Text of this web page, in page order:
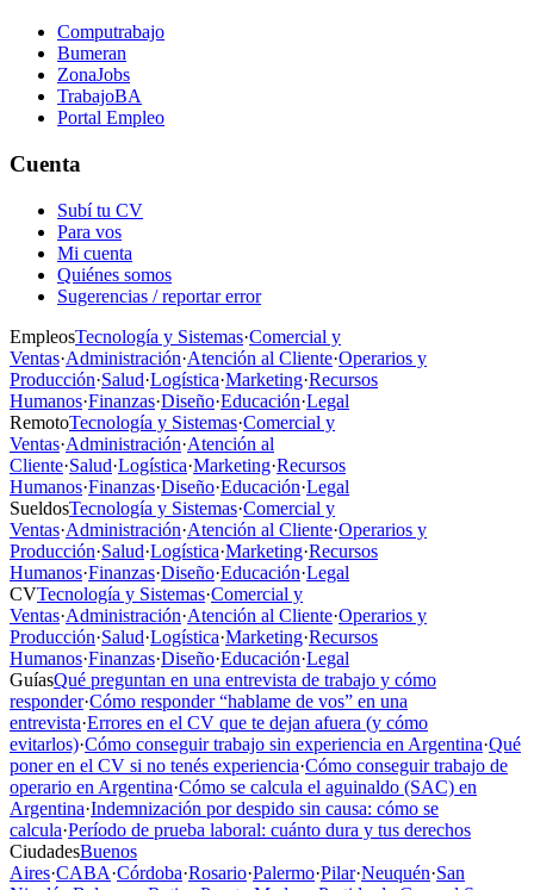
Computrabajo
Bumeran
ZonaJobs
TrabajoBA
Portal Empleo
Cuenta
Subí tu CV
Para vos
Mi cuenta
Quiénes somos
Sugerencias / reportar error
EmpleosTecnología y Sistemas·Comercial y
Ventas·Administración·Atención al Cliente·Operarios y
Producción·Salud·Logística·Marketing·Recursos
Humanos·Finanzas·Diseño·Educación·Legal
RemotoTecnología y Sistemas·Comercial y
Ventas·Administración·Atención al
Cliente·Salud·Logística·Marketing·Recursos
Humanos·Finanzas·Diseño·Educación·Legal
SueldosTecnología y Sistemas·Comercial y
Ventas·Administración·Atención al Cliente·Operarios y
Producción·Salud·Logística·Marketing·Recursos
Humanos·Finanzas·Diseño·Educación·Legal
CVTecnología y Sistemas·Comercial y
Ventas·Administración·Atención al Cliente·Operarios y
Producción·Salud·Logística·Marketing·Recursos
Humanos·Finanzas·Diseño·Educación·Legal
GuíasQué preguntan en una entrevista de trabajo y cómo
responder·Cómo responder “hablame de vos” en una
entrevista·Errores en el CV que te dejan afuera (y cómo
evitarlos)·Cómo conseguir trabajo sin experiencia en Argentina·Qué
poner en el CV si no tenés experiencia·Cómo conseguir trabajo de
operario en Argentina·Cómo se calcula el aguinaldo (SAC) en
Argentina·Indemnización por despido sin causa: cómo se
calcula·Período de prueba laboral: cuánto dura y tus derechos
CiudadesBuenos
Aires·CABA·Córdoba·Rosario·Palermo·Pilar·Neuquén·San